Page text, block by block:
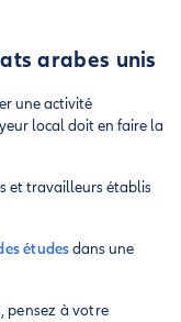
arabes unis
une activité
local doit en faire la
et travailleurs établis
étudesdans une
pensez à votre